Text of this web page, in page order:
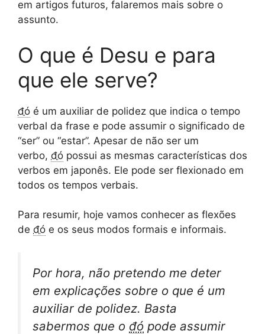
em artigos futuros, falaremos mais sobre o
assunto.
O que é Desu e para
que ele serve?
đó é um auxiliar de polidez que indica o tempo
verbal da frase e pode assumir o significado de
“ser” ou “estar”. Apesar de não ser um
verbo, đó possui as mesmas características dos
verbos em japonês. Ele pode ser flexionado em
todos os tempos verbais.
Para resumir, hoje vamos conhecer as flexões
de đó e os seus modos formais e informais.
Por hora, não pretendo me deter
em explicações sobre o que é um
auxiliar de polidez. Basta
sabermos que o đó pode assumir